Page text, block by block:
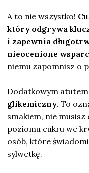
A to nie wszystko!
który odgrywa
i zapewnia
nieocenione
niemu zapomnisz o
Dodatkowym
glikemiczny. To
smakiem, nie musisz
poziomu cukru we
osób, które
sylwetkę.